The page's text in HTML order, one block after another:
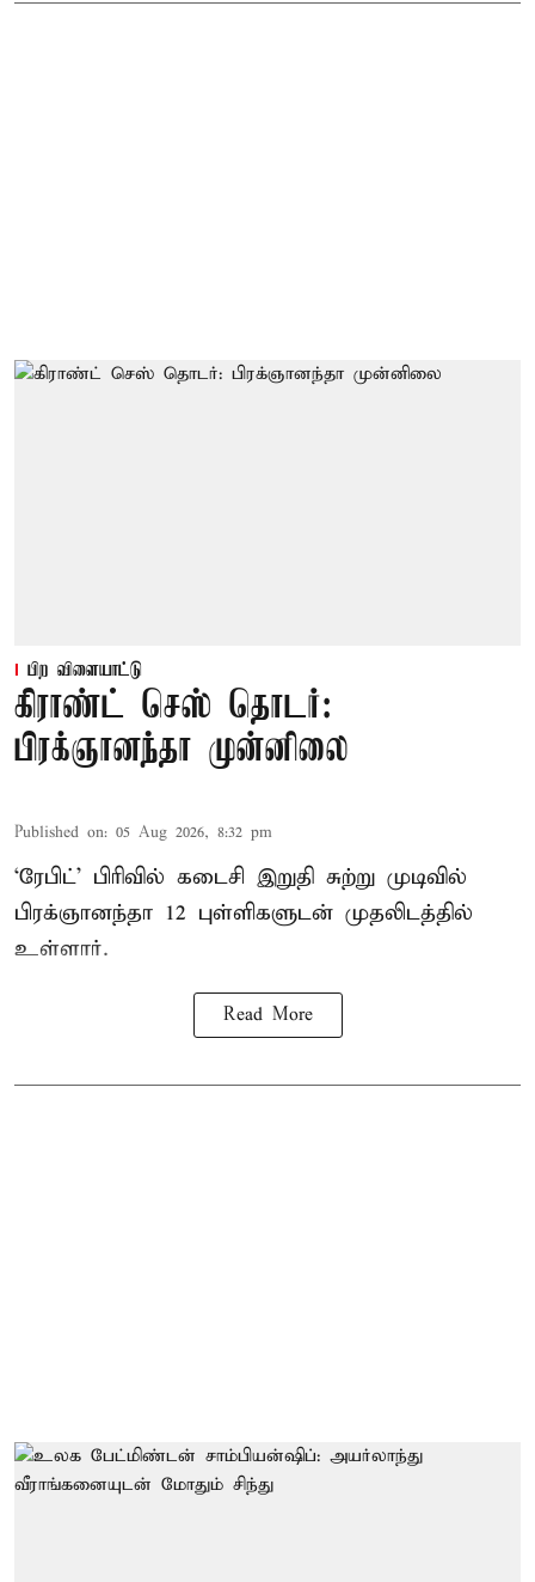
பிற விளையாட்டு
கிராண்ட் செஸ் தொடர்:
பிரக்ஞானந்தா முன்னிலை
Published on: 05 Aug 2026, 8:32 pm
‘ரேபிட்’ பிரிவில் கடைசி இறுதி சுற்று முடிவில்
பிரக்ஞானந்தா 12 புள்ளிகளுடன் முதலிடத்தில்
உள்ளார்.
Read More